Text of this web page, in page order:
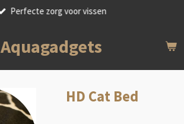
Perfecte zorg voor vissen
Aquagadgets
HD Cat Bed